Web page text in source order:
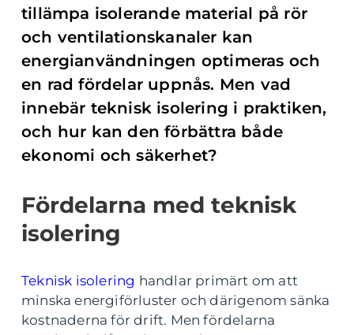
tillämpa isolerande material på rör
och ventilationskanaler kan
energianvändningen optimeras och
en rad fördelar uppnås. Men vad
innebär teknisk isolering i praktiken,
och hur kan den förbättra både
ekonomi och säkerhet?
Fördelarna med teknisk
isolering
Teknisk isolering handlar primärt om att
minska energiförluster och därigenom sänka
kostnaderna för drift. Men fördelarna